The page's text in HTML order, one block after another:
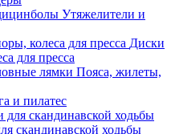
Утяжелители и
Диски
для пресса
Пояса, жилеты,
и пилатес
скандинавской ходьбы